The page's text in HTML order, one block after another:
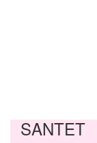
SANTET